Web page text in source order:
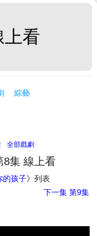
上看
綜藝
全部戲劇
8集 線上看
的孩子》列表
下一集第9集